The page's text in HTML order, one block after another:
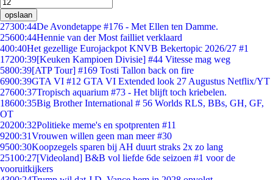
opslaan
27300:44De Avondetappe #176 - Met Ellen ten Damme.
25600:44Hennie van der Most failliet verklaard
400:40Het gezellige Eurojackpot KNVB Bekertopic 2026/27 #1
17200:39[Keuken Kampioen Divisie] #44 Vitesse mag weg
5800:39[ATP Tour] #169 Tosti Tallon back on fire
6900:39GTA VI #12 GTA VI Extended look 27 Augustus Netflix/YT
27600:37Tropisch aquarium #73 - Het blijft toch kriebelen.
18600:35Big Brother International # 56 Worlds RLS, BBs, GH, GF,
OT
20200:32Politieke meme's en spotprenten #11
9200:31Vrouwen willen geen man meer #30
9500:30Koopzegels sparen bij AH duurt straks 2x zo lang
25100:27[Videoland] B&B vol liefde 6de seizoen #1 voor de
vooruitkijkers